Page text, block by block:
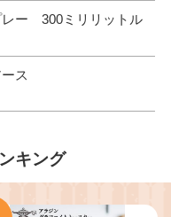
レー 300ミリリットル
ス
キング